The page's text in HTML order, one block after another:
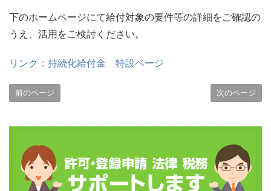
下のホームページにて給付対象の要件等の詳細をご確認の
うえ、活用をご検討ください。
リンク：持続化給付金 特設ページ
前のページ 次のページ